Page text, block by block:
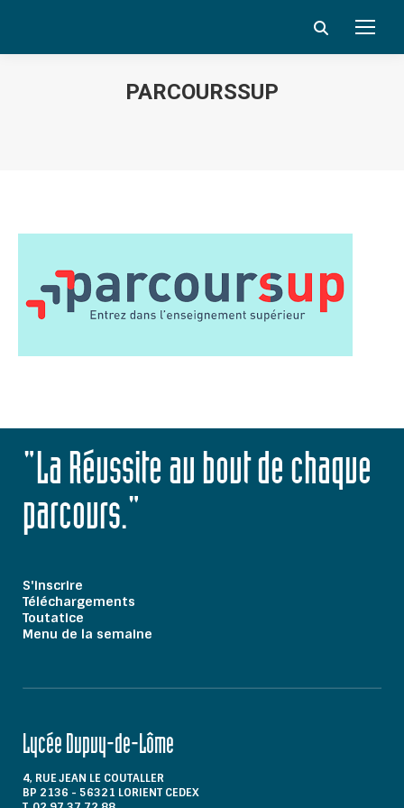
Search:
PARCOURSSUP
"La Réussite au bout de chaque
parcours."
S'inscrire
Téléchargements
Toutatice
Menu de la semaine
Lycée Dupuy-de-Lôme
4, RUE JEAN LE COUTALLER
BP 2136 - 56321 LORIENT CEDEX